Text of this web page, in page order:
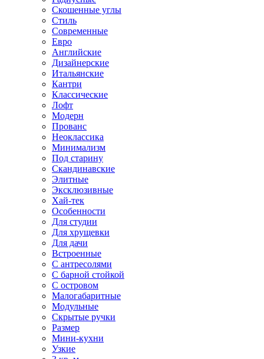
Скошенные углы
Стиль
Современные
Евро
Английские
Дизайнерские
Итальянские
Кантри
Классические
Лофт
Модерн
Прованс
Неоклассика
Минимализм
Под старину
Скандинавские
Элитные
Эксклюзивные
Хай-тек
Особенности
Для студии
Для хрущевки
Для дачи
Встроенные
С антресолями
С барной стойкой
С островом
Малогабаритные
Модульные
Скрытые ручки
Размер
Мини-кухни
Узкие